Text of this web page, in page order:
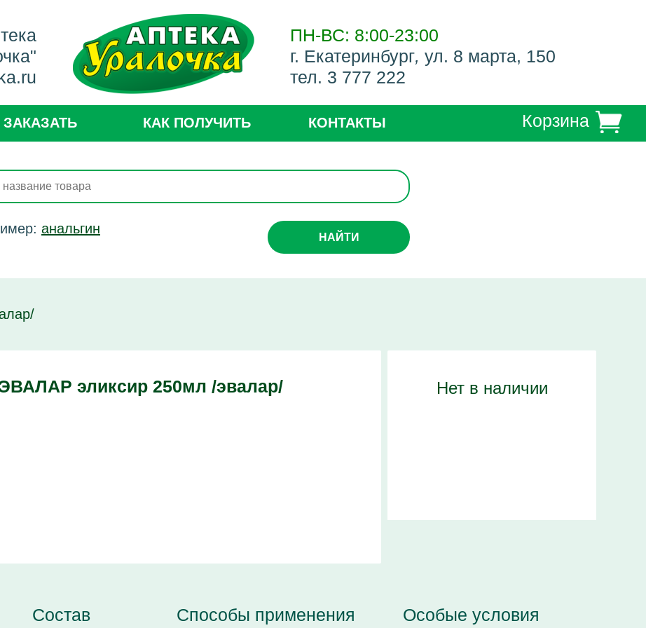
ПН-ВС: 8:00-23:00
г. Екатеринбург, ул. 8 марта, 150
тел. 3 777 222
ЗАКАЗАТЬ КАК ПОЛУЧИТЬ КОНТАКТЫ Корзина
анальгин
НАЙТИ
эликсир 250мл /эвалар/ Нет в наличии
Состав Способы применения Особые условия